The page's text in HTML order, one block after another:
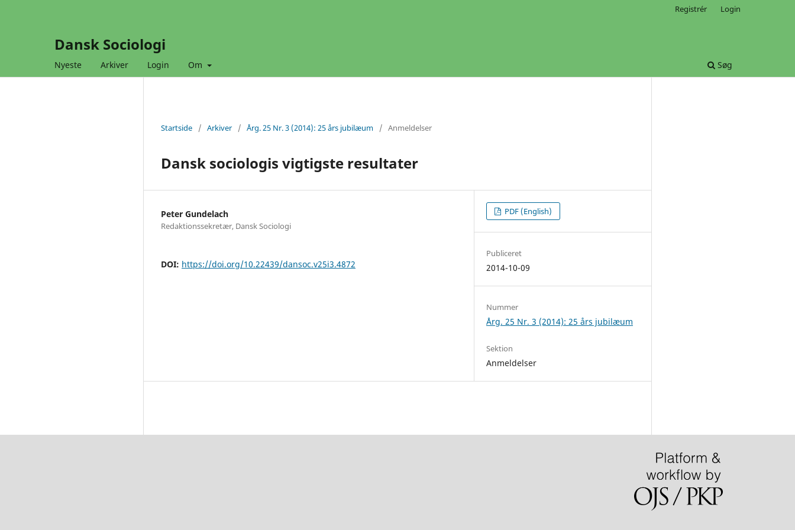
Dansk Sociologi
Nyeste Arkiver Login Om Søg
Registrér Login
Startside / Arkiver / Årg. 25 Nr. 3 (2014): 25 års jubilæum / Anmeldelser
Dansk sociologis vigtigste resultater
Peter Gundelach
Redaktionssekretær, Dansk Sociologi
DOI: https://doi.org/10.22439/dansoc.v25i3.4872
PDF (English)
Publiceret
2014-10-09
Nummer
Årg. 25 Nr. 3 (2014): 25 års jubilæum
Sektion
Anmeldelser